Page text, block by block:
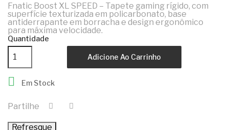
Fnatic Boost XL SPEED – Tapete gaming rígido, com
superfície texturizada em policarbonato, base
antiderrapante em borracha e design ergonômico
para máxima velocidade.
Quantidade
Adicione Ao Carrinho
 Em Stock
Partilhe